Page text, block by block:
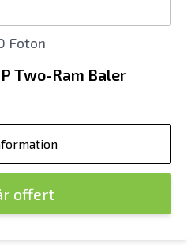
Foton
Two-Ram Baler
offert